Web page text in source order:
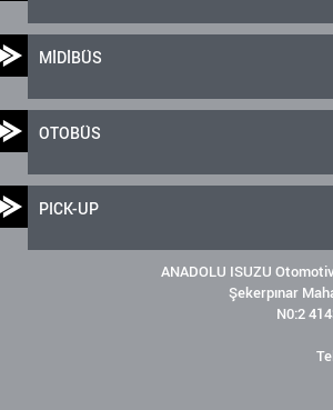
MİDİBÜS
OTOBÜS
PICK-UP
ANADOLU ISUZU
Şekerpınar
N0:2